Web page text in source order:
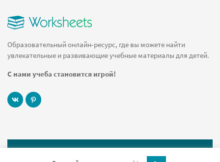
Образовательный онлайн-ресурс, где вы можете найти
увлекательные и развивающие учебные материалы для детей.
С нами учеба становится игрой!
© 2019 Worksheets.ru Все права защищены